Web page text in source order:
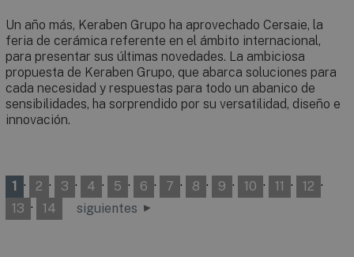
Un año más, Keraben Grupo ha aprovechado Cersaie, la
feria de cerámica referente en el ámbito internacional,
para presentar sus últimas novedades. La ambiciosa
propuesta de Keraben Grupo, que abarca soluciones para
cada necesidad y respuestas para todo un abanico de
sensibilidades, ha sorprendido por su versatilidad, diseño e
innovación.
1 · 2 · 3 · 4 · 5 · 6 · 7 · 8 · 9 · 10 · 11 · 12 ·
13 · 14 siguientes